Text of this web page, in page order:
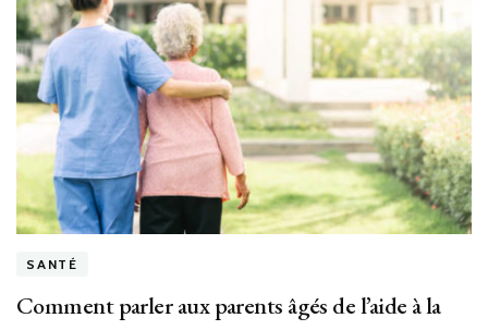
SANTÉ
Comment parler aux parents âgés de l’aide à la